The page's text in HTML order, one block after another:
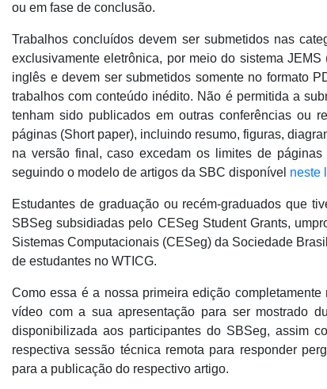
ou em fase de conclusão.
Trabalhos concluídos devem ser submetidos nas
exclusivamente eletrônica, por meio do sistema
inglês e devem ser submetidos somente no formato
trabalhos com conteúdo inédito. Não é permitida a
tenham sido publicados em outras conferências ou
páginas (Short paper), incluindo resumo, figuras,
na versão final, caso excedam os limites de
seguindo o modelo de artigos da SBC disponível neste
Estudantes de graduação ou recém-graduados que
SBSeg subsidiadas pelo CESeg Student Grants,
Sistemas Computacionais (CESeg) da Sociedade
de estudantes no WTICG.
Como essa é a nossa primeira edição
vídeo com a sua apresentação para ser mostrado
disponibilizada aos participantes do SBSeg, assim
respectiva sessão técnica remota para responder
para a publicação do respectivo artigo.